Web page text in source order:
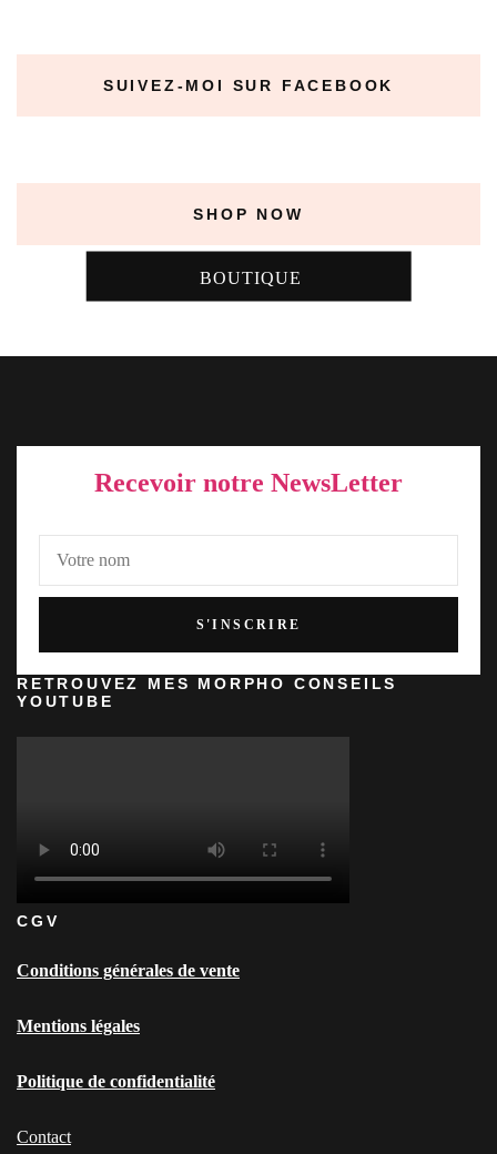
SUIVEZ-MOI SUR FACEBOOK
SHOP NOW
BOUTIQUE
Recevoir notre NewsLetter
RETROUVEZ MES MORPHO CONSEILS
YOUTUBE
CGV
Conditions générales de vente
Mentions légales
Politique de confidentialité
Contact